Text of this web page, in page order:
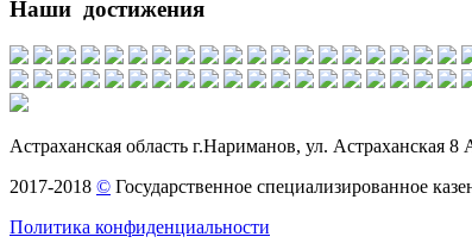
Наши достижения
Астраханская область г.Нариманов, ул. Астраханская 8
2017-2018 © Государственное специализированное
Политика конфиденциальности